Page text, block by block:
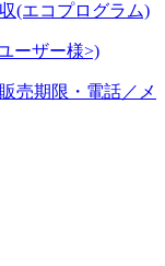
(エコプログラム)
ーザー様>)
売期限・電話／メ